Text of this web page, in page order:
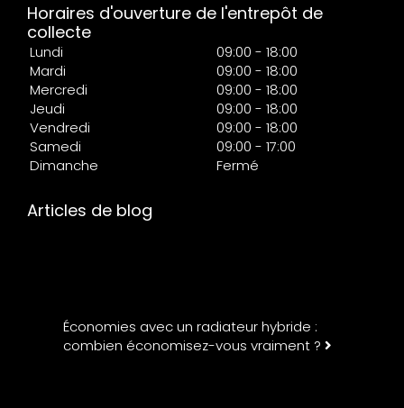
Horaires d'ouverture de l'entrepôt de
collecte
Lundi
09:00 - 18:00
Mardi
09:00 - 18:00
Mercredi
09:00 - 18:00
Jeudi
09:00 - 18:00
Vendredi
09:00 - 18:00
Samedi
09:00 - 17:00
Dimanche
Fermé
Articles de blog
Économies avec un radiateur hybride :
combien économisez-vous vraiment ?